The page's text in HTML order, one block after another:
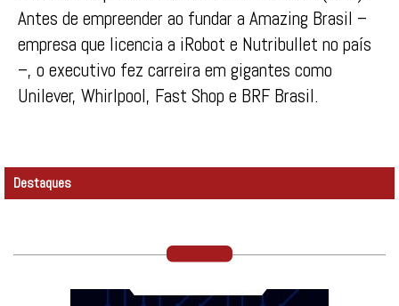
Antes de empreender ao fundar a Amazing Brasil –
empresa que licencia a iRobot e Nutribullet no país
–, o executivo fez carreira em gigantes como
Unilever, Whirlpool, Fast Shop e BRF Brasil.
Destaques